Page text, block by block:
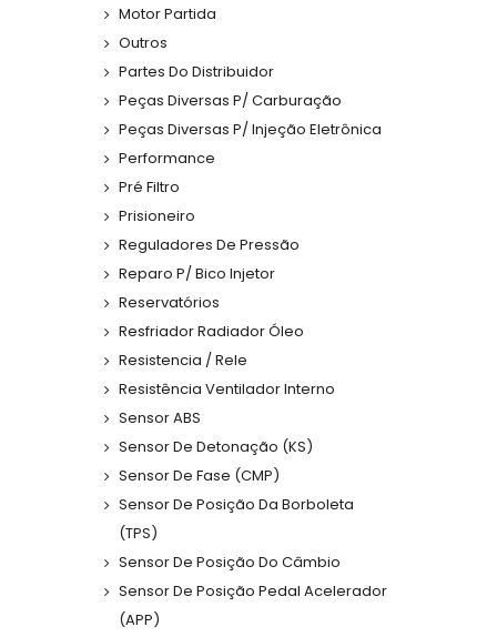
Motor Partida
Outros
Partes Do Distribuidor
Peças Diversas P/ Carburação
Peças Diversas P/ Injeção Eletrônica
Performance
Pré Filtro
Prisioneiro
Reguladores De Pressão
Reparo P/ Bico Injetor
Reservatórios
Resfriador Radiador Óleo
Resistencia / Rele
Resistência Ventilador Interno
Sensor ABS
Sensor De Detonação (KS)
Sensor De Fase (CMP)
Sensor De Posição Da Borboleta
(TPS)
Sensor De Posição Do Câmbio
Sensor De Posição Pedal Acelerador
(APP)